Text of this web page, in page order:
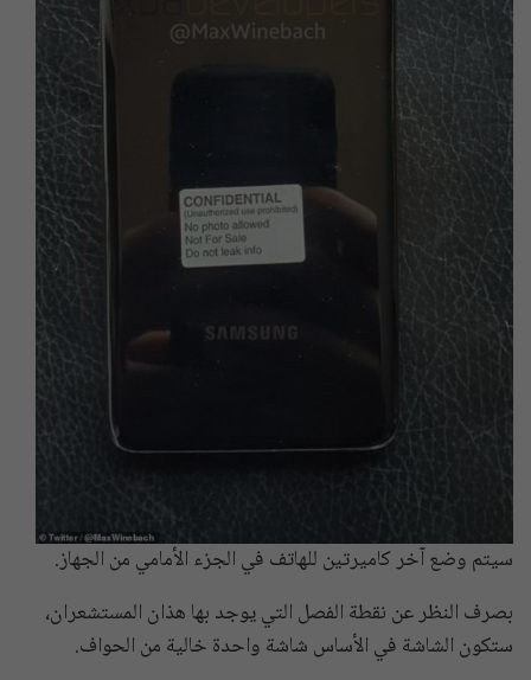
سيتم وضع آخر كاميرتين للهاتف في الجزء الأمامي من الجهاز.
بصرف النظر عن نقطة الفصل التي يوجد بها هذان المستشعران،
ستكون الشاشة في الأساس شاشة واحدة خالية من الحواف.